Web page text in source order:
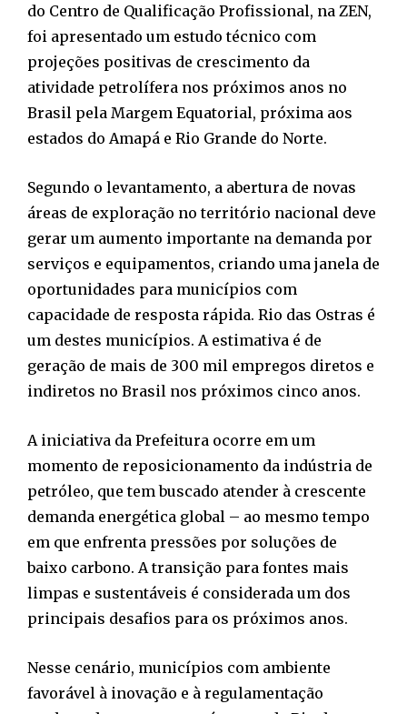
do Centro de Qualificação Profissional, na ZEN,
foi apresentado um estudo técnico com
projeções positivas de crescimento da
atividade petrolífera nos próximos anos no
Brasil pela Margem Equatorial, próxima aos
estados do Amapá e Rio Grande do Norte.
Segundo o levantamento, a abertura de novas
áreas de exploração no território nacional deve
gerar um aumento importante na demanda por
serviços e equipamentos, criando uma janela de
oportunidades para municípios com
capacidade de resposta rápida. Rio das Ostras é
um destes municípios. A estimativa é de
geração de mais de 300 mil empregos diretos e
indiretos no Brasil nos próximos cinco anos.
A iniciativa da Prefeitura ocorre em um
momento de reposicionamento da indústria de
petróleo, que tem buscado atender à crescente
demanda energética global – ao mesmo tempo
em que enfrenta pressões por soluções de
baixo carbono. A transição para fontes mais
limpas e sustentáveis é considerada um dos
principais desafios para os próximos anos.
Nesse cenário, municípios com ambiente
favorável à inovação e à regulamentação